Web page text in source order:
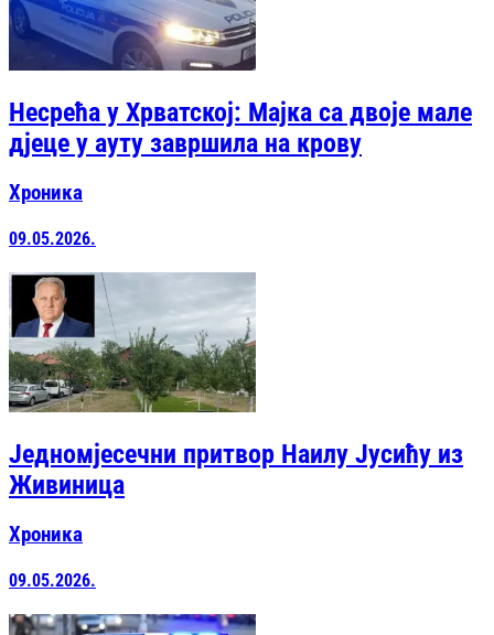
Несрећа у Хрватској: Мајка са двоје мале
дјеце у ауту завршила на крову
Хроника
09.05.2026.
Једномјесечни притвор Наилу Јусићу из
Живиница
Хроника
09.05.2026.